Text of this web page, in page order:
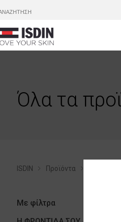
Όλα τα
ISDIN Προϊόντα
Με φίλτρα